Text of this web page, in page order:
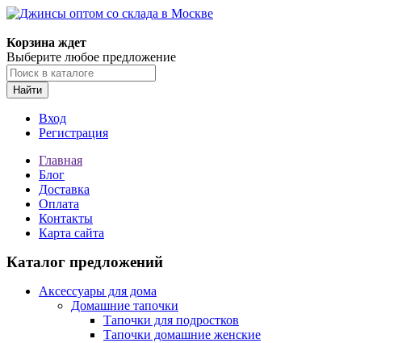
Корзина ждет
Выберите любое предложение
Найти
Вход
Регистрация
Главная
Блог
Доставка
Оплата
Контакты
Карта сайта
Каталог предложений
Аксессуары для дома
Домашние тапочки
Тапочки для подростков
Тапочки домашние женские